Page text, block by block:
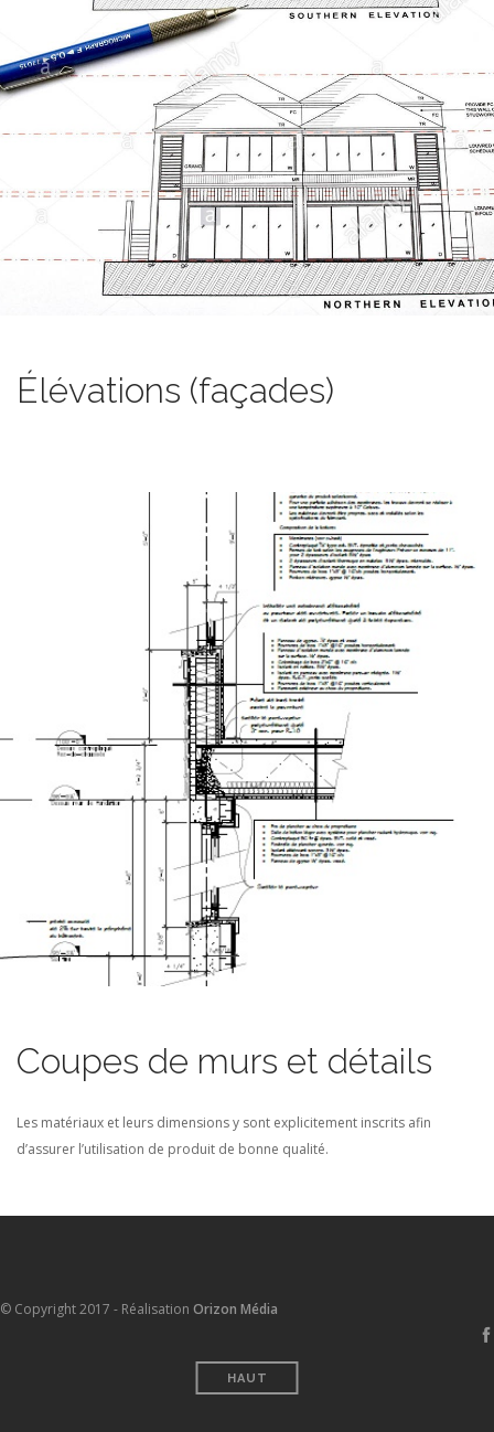
Élévations (façades)
Coupes de murs et détails
Les matériaux et leurs dimensions y sont explicitement inscrits afin
d’assurer l’utilisation de produit de bonne qualité.
© Copyright 2017 - Réalisation Orizon Média
HAUT